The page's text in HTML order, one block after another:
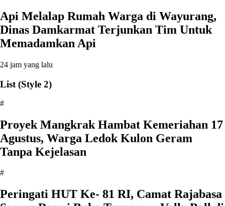
Api Melalap Rumah Warga di Wayurang,
Dinas Damkarmat Terjunkan Tim Untuk
Memadamkan Api
24 jam yang lalu
List (Style 2)
#
‎Proyek Mangkrak Hambat Kemeriahan 17
Agustus, Warga Ledok Kulon Geram
Tanpa Kejelasan
#
Peringati HUT Ke- 81 RI, Camat Rajabasa